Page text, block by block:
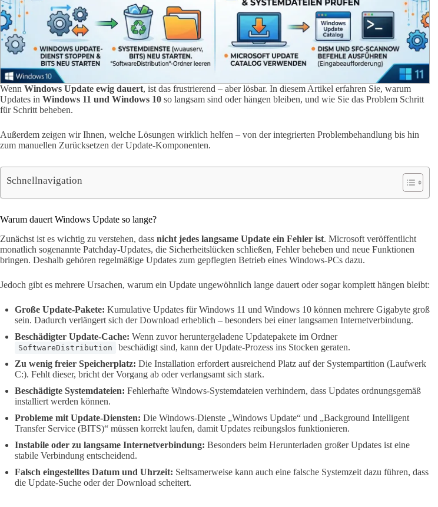
Wenn Windows Update ewig dauert, ist das frustrierend – aber lösbar. In diesem Artikel erfahren Sie, warum
Updates in Windows 11 und Windows 10 so langsam sind oder hängen bleiben, und wie Sie das Problem Schritt
für Schritt beheben.
Außerdem zeigen wir Ihnen, welche Lösungen wirklich helfen – von der integrierten Problembehandlung bis hin
zum manuellen Zurücksetzen der Update-Komponenten.
Schnellnavigation
Warum dauert Windows Update so lange?
Zunächst ist es wichtig zu verstehen, dass nicht jedes langsame Update ein Fehler ist. Microsoft veröffentlicht
monatlich sogenannte Patchday-Updates, die Sicherheitslücken schließen, Fehler beheben und neue Funktionen
bringen. Deshalb gehören regelmäßige Updates zum gepflegten Betrieb eines Windows-PCs dazu.
Jedoch gibt es mehrere Ursachen, warum ein Update ungewöhnlich lange dauert oder sogar komplett hängen bleibt:
Große Update-Pakete: Kumulative Updates für Windows 11 und Windows 10 können mehrere Gigabyte groß
sein. Dadurch verlängert sich der Download erheblich – besonders bei einer langsamen Internetverbindung.
Beschädigter Update-Cache: Wenn zuvor heruntergeladene Updatepakete im Ordner
SoftwareDistribution
beschädigt sind, kann der Update-Prozess ins Stocken geraten.
Zu wenig freier Speicherplatz: Die Installation erfordert ausreichend Platz auf der Systempartition (Laufwerk
C:). Fehlt dieser, bricht der Vorgang ab oder verlangsamt sich stark.
Beschädigte Systemdateien: Fehlerhafte Windows-Systemdateien verhindern, dass Updates ordnungsgemäß
installiert werden können.
Probleme mit Update-Diensten: Die Windows-Dienste „Windows Update“ und „Background Intelligent
Transfer Service (BITS)“ müssen korrekt laufen, damit Updates reibungslos funktionieren.
Instabile oder zu langsame Internetverbindung: Besonders beim Herunterladen großer Updates ist eine
stabile Verbindung entscheidend.
Falsch eingestelltes Datum und Uhrzeit: Seltsamerweise kann auch eine falsche Systemzeit dazu führen, dass
die Update-Suche oder der Download scheitert.